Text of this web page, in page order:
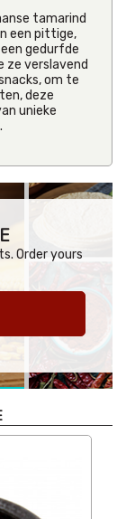
tamarind
een pittige,
gedurfde
ze verslavend
om te
deze
unieke
Order yours